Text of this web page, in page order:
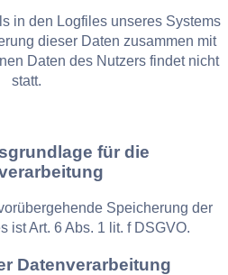
in den Logfiles unseres Systems
dieser Daten zusammen mit
Daten des Nutzers findet nicht
statt.
für die
Speicherung der
ist Art. 6 Abs. 1 lit. f DSGVO.